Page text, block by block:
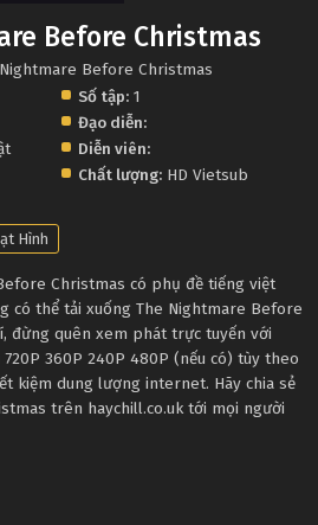
Before Christmas
Before Christmas
Số tập: 1
Đạo diễn:
Diễn viên:
Chất lượng: HD Vietsub
Hình
Christmas có phụ đề tiếng việt
có thể tải xuống The Nightmare Before
đừng quên xem phát trực tuyến với
360P 240P 480P (nếu có) tùy theo
kiệm dung lượng internet. Hãy chia sẻ
trên haychill.co.uk tới mọi người